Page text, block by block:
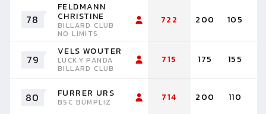
78
FELDMANN
CHRISTINE
BILLARD CLUB
NO LIMITS
722 200 105
79
VELS WOUTER
LUCKY PANDA
BILLARD CLUB
715 175 155
80 FURRER URS
BSC BÜMPLIZ 714 200 110